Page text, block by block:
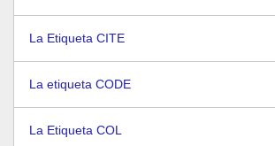
La Etiqueta CITE
La etiqueta CODE
La Etiqueta COL